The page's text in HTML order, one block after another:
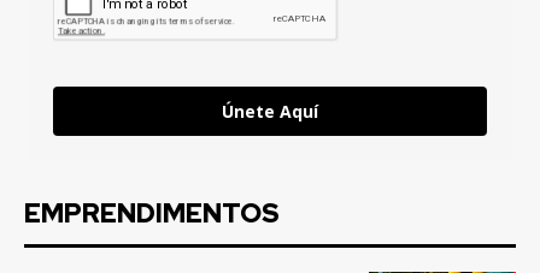
Únete Aquí
EMPRENDIMENTOS